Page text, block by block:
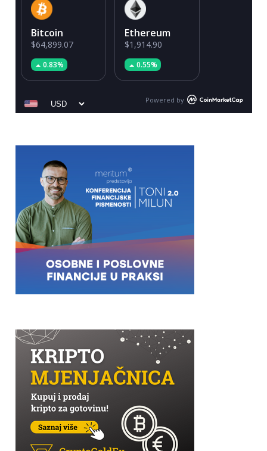
Bitcoin
$64,899.07
0.83%
Ethereum
$1,914.90
0.55%
Powered by